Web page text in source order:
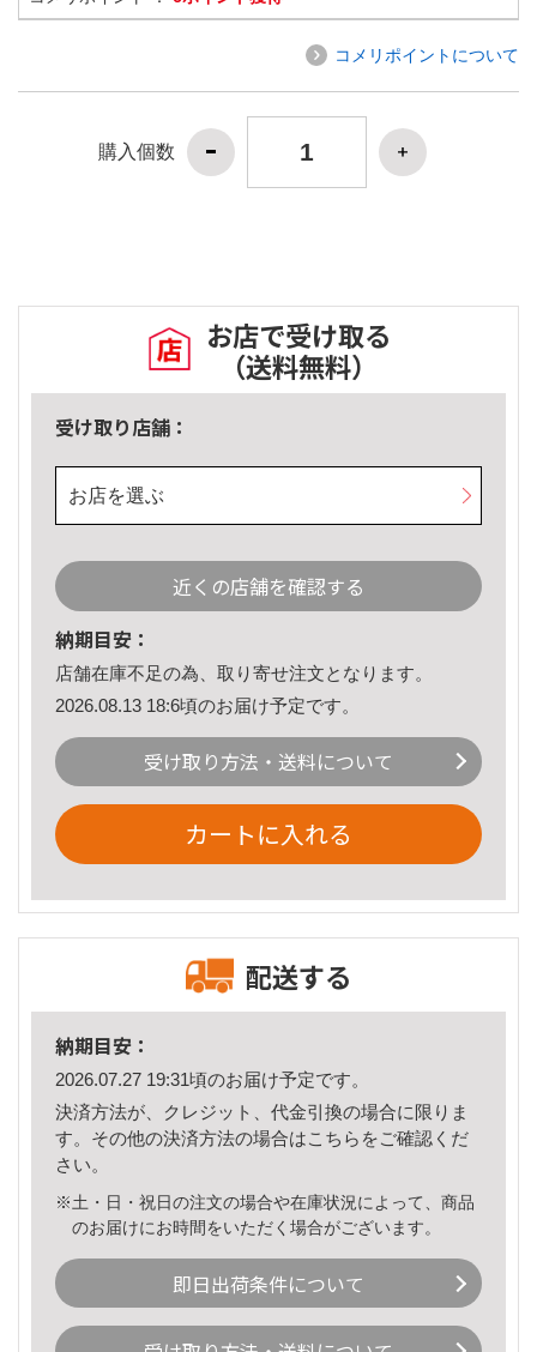
コメリポイントについて
購入個数
お店で受け取る
（送料無料）
受け取り店舗：
お店を選ぶ
近くの店舗を確認する
納期目安：
店舗在庫不足の為、取り寄せ注文となります。
2026.08.13 18:6頃のお届け予定です。
受け取り方法・送料について
カートに入れる
配送する
納期目安：
2026.07.27 19:31頃のお届け予定です。
決済方法が、クレジット、代金引換の場合に限りま
す。その他の決済方法の場合はこちら をご確認くだ
さい。
※土・日・祝日の注文の場合や在庫状況によって、商品
のお届けにお時間をいただく場合がございます。
即日出荷条件について